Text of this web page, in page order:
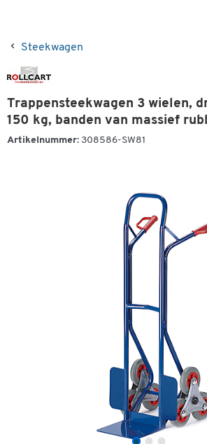
Steekwagen
Trappensteekwagen 3 wielen,
150 kg, banden van massief
Artikelnummer: 308586-SW81